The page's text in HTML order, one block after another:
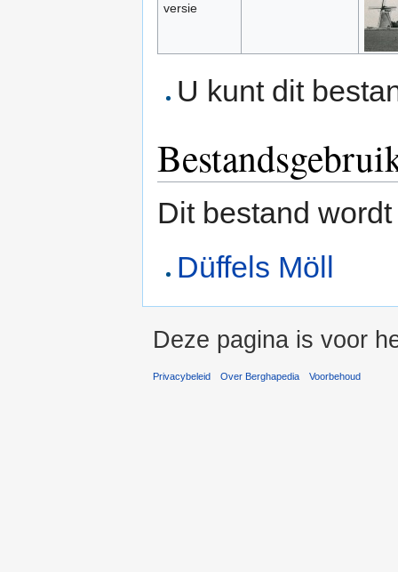
versie
U kunt dit
Dit bestand
Düffels Möll
Deze pagina is voor
Privacybeleid Over Berghapedia Voorbehoud